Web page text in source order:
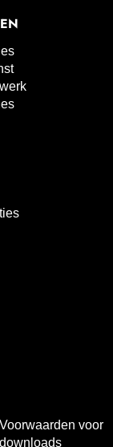
Voorwaarden voor
downloads